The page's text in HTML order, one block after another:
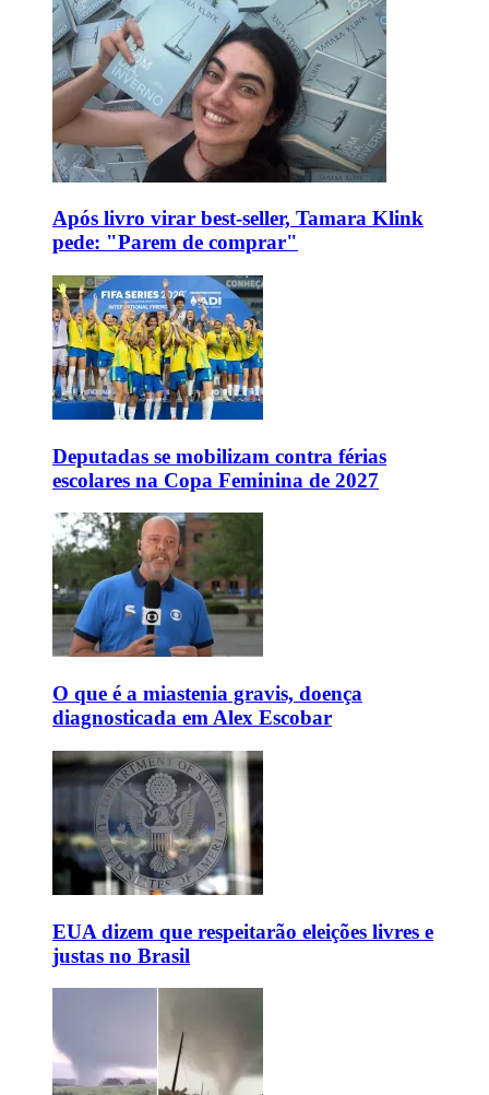
Após livro virar best-seller, Tamara Klink
pede: "Parem de comprar"
Deputadas se mobilizam contra férias
escolares na Copa Feminina de 2027
O que é a miastenia gravis, doença
diagnosticada em Alex Escobar
EUA dizem que respeitarão eleições livres e
justas no Brasil